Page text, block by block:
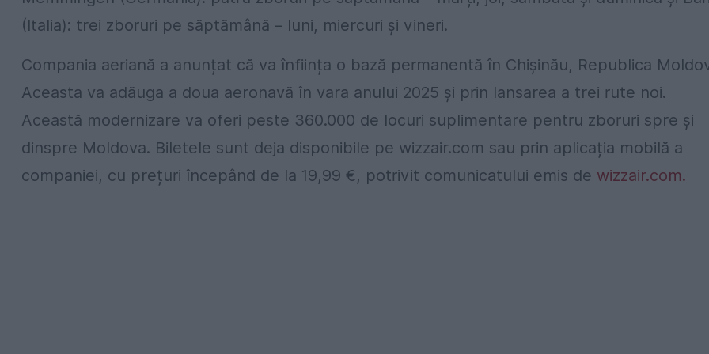
(Italia): trei zboruri pe săptămână – luni, miercuri și vineri.
Compania aeriană a anunțat că va înființa o bază permanentă în Chișinău, Republica
Aceasta va adăuga a doua aeronavă în vara anului 2025 și prin lansarea a trei rute noi.
Această modernizare va oferi peste 360.000 de locuri suplimentare pentru zboruri spre și
dinspre Moldova. Biletele sunt deja disponibile pe wizzair.com sau prin aplicația mobilă a
companiei, cu prețuri începând de la 19,99 €, potrivit comunicatului emis de wizzair.com.